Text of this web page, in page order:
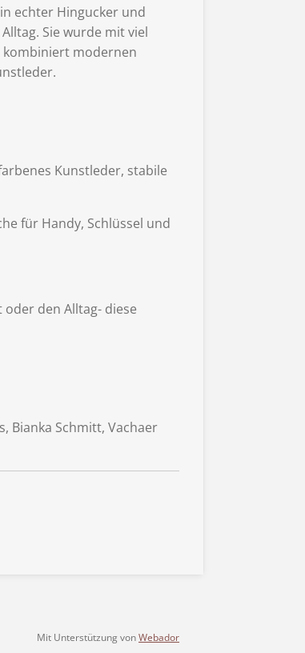
echter Hingucker und
Sie wurde mit viel
kombiniert modernen
Kunstleder, stabile
für Handy, Schlüssel und
den Alltag- diese
Bianka Schmitt, Vachaer
Mit Unterstützung von Webador